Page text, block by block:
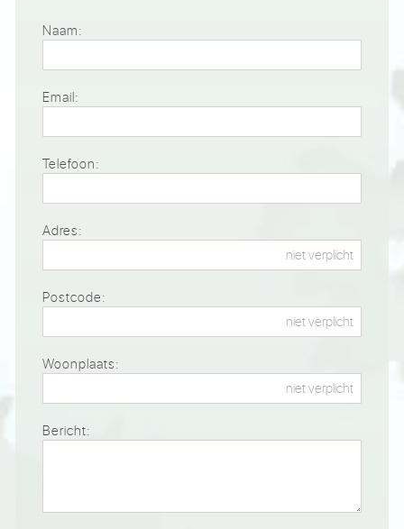
Naam:
Email:
Telefoon:
Adres:
Postcode:
Woonplaats:
Bericht: